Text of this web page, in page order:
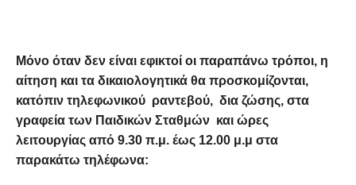
Μόνο όταν δεν είναι εφικτοί οι παραπάνω τρόποι, η
αίτηση και τα δικαιολογητικά θα προσκομίζονται,
κατόπιν τηλεφωνικού ραντεβού, δια ζώσης, στα
γραφεία των Παιδικών Σταθμών και ώρες
λειτουργίας από 9.30 π.μ. έως 12.00 μ.μ στα
παρακάτω τηλέφωνα: